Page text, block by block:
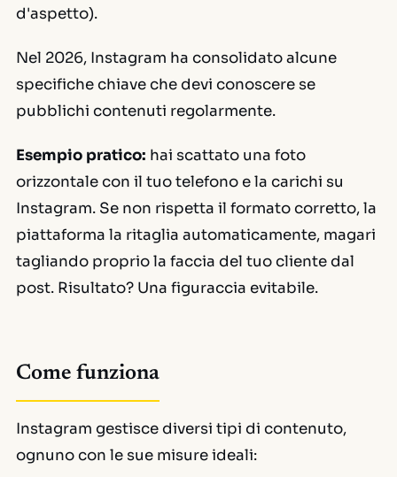
d'aspetto).
Nel 2026, Instagram ha consolidato alcune
specifiche chiave che devi conoscere se
pubblichi contenuti regolarmente.
Esempio pratico: hai scattato una foto
orizzontale con il tuo telefono e la carichi su
Instagram. Se non rispetta il formato corretto, la
piattaforma la ritaglia automaticamente, magari
tagliando proprio la faccia del tuo cliente dal
post. Risultato? Una figuraccia evitabile.
Come funziona
Instagram gestisce diversi tipi di contenuto,
ognuno con le sue misure ideali: